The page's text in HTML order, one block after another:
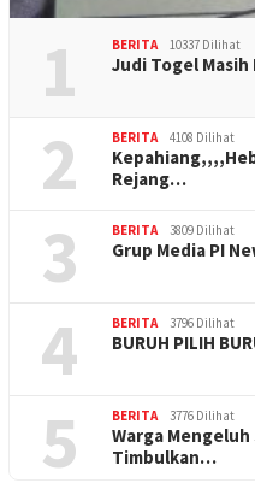
1 BERITA 10337 Dilihat
Judi Togel
2 BERITA 4108 Dilihat
Rejang…
3 BERITA 3809 Dilihat
Grup Media PI
4 BERITA 3796 Dilihat
BURUH PILIH
5 BERITA 3776 Dilihat
Warga
Timbulkan…